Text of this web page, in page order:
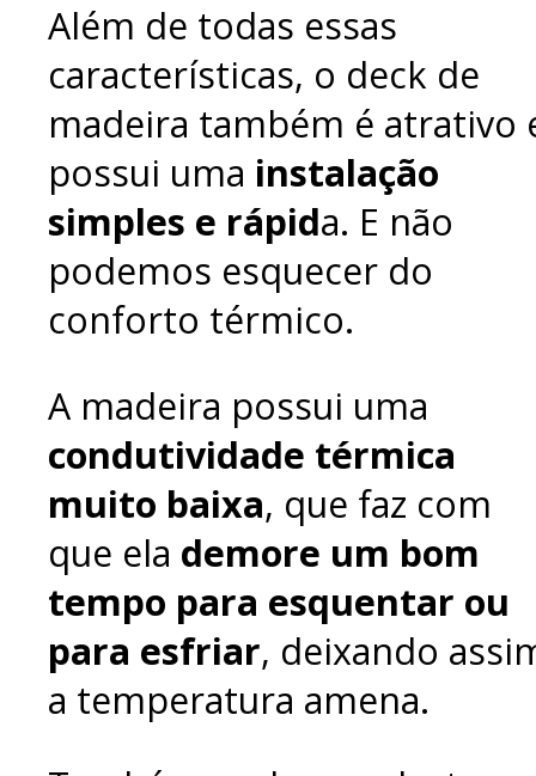
Além de todas essas
características, o deck de
madeira também é atrativo
possui uma instalação
simples e rápida. E não
podemos esquecer do
conforto térmico.
A madeira possui uma
condutividade térmica
muito baixa, que faz com
que ela demore um bom
tempo para esquentar ou
para esfriar, deixando
a temperatura amena.